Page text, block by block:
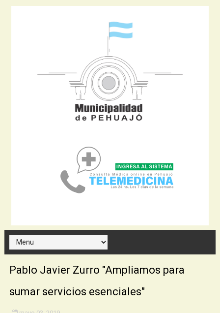
Pablo Javier Zurro "Ampliamos para
sumar servicios esenciales"